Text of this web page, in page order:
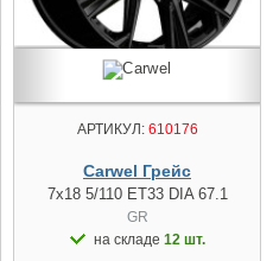
АРТИКУЛ:610176
Carwel Грейс
7x18 5/110 ET33 DIA 67.1
GR
на складе 12 шт.